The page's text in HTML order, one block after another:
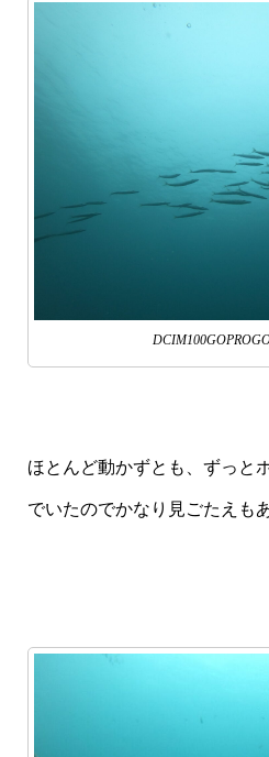
ほとんど動かずとも、ずっと
でいたのでかなり見ごたえも